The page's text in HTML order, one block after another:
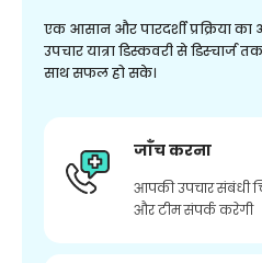
एक आसान और पारदर्शी प्रक्रिया
उपचार यात्रा डिस्कवरी से
साथ सफल हो सके।
जाँच करना
आपकी उपचार संबंधी
और टीम संपर्क करेगी